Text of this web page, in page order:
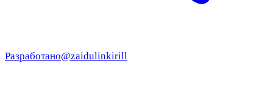
Разработано@zaidulinkirill